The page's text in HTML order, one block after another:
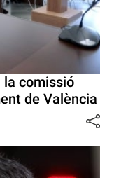
la comissió
de València